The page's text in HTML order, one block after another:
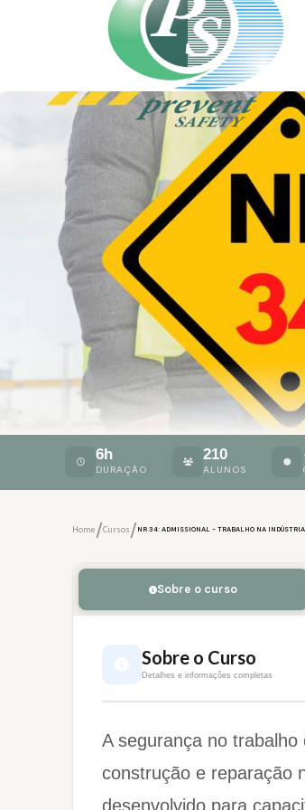
6h
DURAÇÃO
210
ALUNOS
Home/Cursos/ NR 34: ADMISSIONAL - TRABALHO NA
Sobre o curso
Sobre o Curso
Detalhes e informações completas
A segurança no
construção e reparação
desenvolvido para